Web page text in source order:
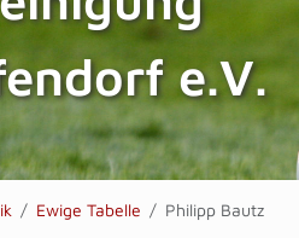
e.V.
Ewige Tabelle Philipp Bautz